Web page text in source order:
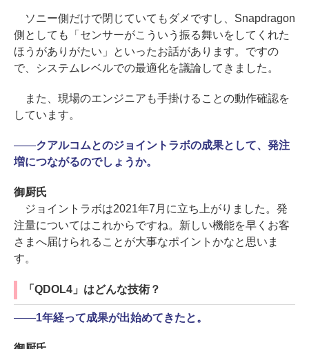
ソニー側だけで閉じていてもダメですし、Snapdragon
側としても「センサーがこういう振る舞いをしてくれた
ほうがありがたい」といったお話があります。ですの
で、システムレベルでの最適化を議論してきました。
また、現場のエンジニアも手掛けることの動作確認を
しています。
――クアルコムとのジョイントラボの成果として、発注
増につながるのでしょうか。
御厨氏
ジョイントラボは2021年7月に立ち上がりました。発
注量についてはこれからですね。新しい機能を早くお客
さまへ届けられることが大事なポイントかなと思いま
す。
「QDOL4」はどんな技術？
――1年経って成果が出始めてきたと。